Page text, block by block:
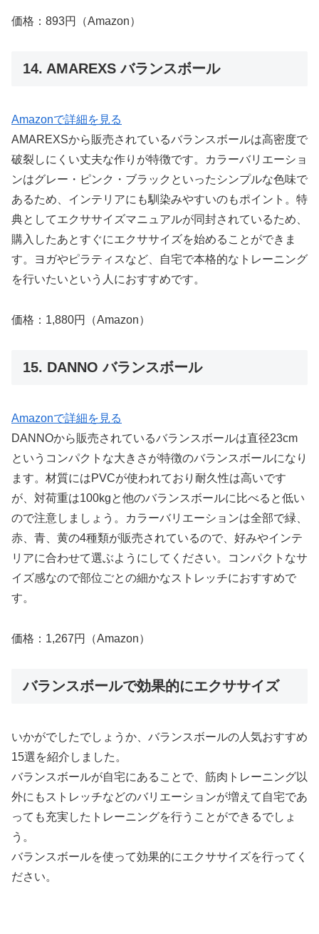
価格：893円（Amazon）
14. AMAREXS バランスボール
Amazonで詳細を見る
AMAREXSから販売されているバランスボールは高密度で
破裂しにくい丈夫な作りが特徴です。カラーバリエーショ
ンはグレー・ピンク・ブラックといったシンプルな色味で
あるため、インテリアにも馴染みやすいのもポイント。特
典としてエクササイズマニュアルが同封されているため、
購入したあとすぐにエクササイズを始めることができま
す。ヨガやピラティスなど、自宅で本格的なトレーニング
を行いたいという人におすすめです。
価格：1,880円（Amazon）
15. DANNO バランスボール
Amazonで詳細を見る
DANNOから販売されているバランスボールは直径23cm
というコンパクトな大きさが特徴のバランスボールになり
ます。材質にはPVCが使われており耐久性は高いです
が、対荷重は100kgと他のバランスボールに比べると低い
ので注意しましょう。カラーバリエーションは全部で緑、
赤、青、黄の4種類が販売されているので、好みやインテ
リアに合わせて選ぶようにしてください。コンパクトなサ
イズ感なので部位ごとの細かなストレッチにおすすめで
す。
価格：1,267円（Amazon）
バランスボールで効果的にエクササイズ
いかがでしたでしょうか、バランスボールの人気おすすめ
15選を紹介しました。
バランスボールが自宅にあることで、筋肉トレーニング以
外にもストレッチなどのバリエーションが増えて自宅であ
っても充実したトレーニングを行うことができるでしょ
う。
バランスボールを使って効果的にエクササイズを行ってく
ださい。